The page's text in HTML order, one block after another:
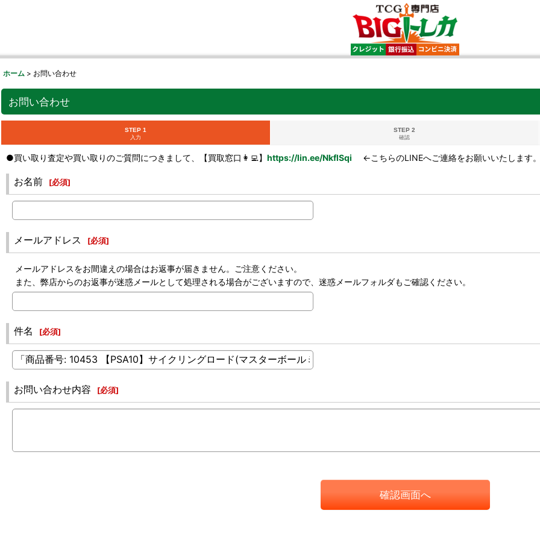
ホーム > お問い合わせ
お問い合わせ
STEP 1
入力
STEP 2
確認
●買い取り査定や買い取りのご質問につきまして、【買取窓口👩‍💻】 https://lin.ee/NkflSqi ←こちらのLINEへご連絡をお願いいたします。
お名前 [必須]
メールアドレス [必須]
メールアドレスをお間違えの場合はお返事が届きません。ご注意ください。
また、弊店からのお返事が迷惑メールとして処理される場合がございますので、迷惑メールフォルダもご確認ください。
件名 [必須]
お問い合わせ内容 [必須]
確認画面へ